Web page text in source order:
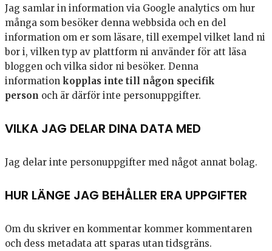
Jag samlar in information via Google analytics om hur
många som besöker denna webbsida och en del
information om er som läsare, till exempel vilket land ni
bor i, vilken typ av plattform ni använder för att läsa
bloggen och vilka sidor ni besöker. Denna
information kopplas inte till någon specifik
person och är därför inte personuppgifter.
VILKA JAG DELAR DINA DATA MED
Jag delar inte personuppgifter med något annat bolag.
HUR LÄNGE JAG BEHÅLLER ERA UPPGIFTER
Om du skriver en kommentar kommer kommentaren
och dess metadata att sparas utan tidsgräns.